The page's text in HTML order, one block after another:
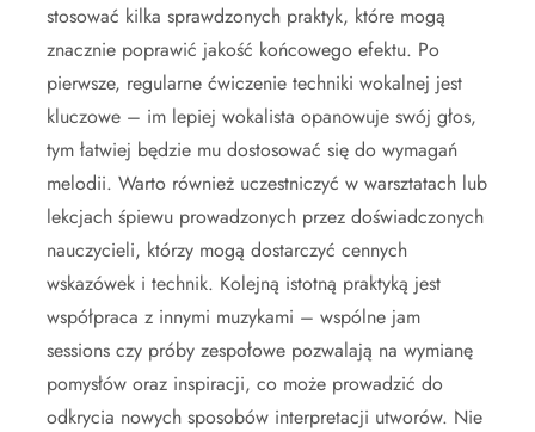
stosować kilka sprawdzonych praktyk, które mogą
znacznie poprawić jakość końcowego efektu. Po
pierwsze, regularne ćwiczenie techniki wokalnej jest
kluczowe – im lepiej wokalista opanowuje swój głos,
tym łatwiej będzie mu dostosować się do wymagań
melodii. Warto również uczestniczyć w warsztatach lub
lekcjach śpiewu prowadzonych przez doświadczonych
nauczycieli, którzy mogą dostarczyć cennych
wskazówek i technik. Kolejną istotną praktyką jest
współpraca z innymi muzykami – wspólne jam
sessions czy próby zespołowe pozwalają na wymianę
pomysłów oraz inspiracji, co może prowadzić do
odkrycia nowych sposobów interpretacji utworów. Nie